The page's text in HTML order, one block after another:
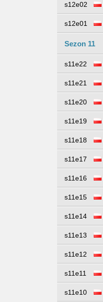
s12e02
s12e01
Sezon 11
s11e22
s11e21
s11e20
s11e19
s11e18
s11e17
s11e16
s11e15
s11e14
s11e13
s11e12
s11e11
s11e10